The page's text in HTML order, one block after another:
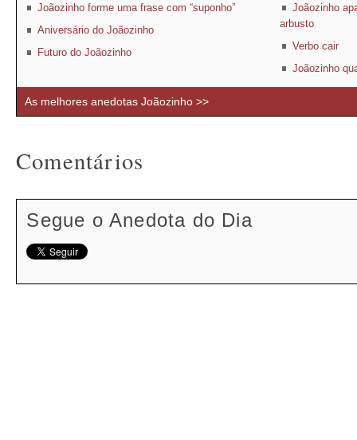
Joãozinho forme uma frase com “suponho”
Aniversário do Joãozinho
Futuro do Joãozinho
Joãozinho
arbusto
Verbo cair
Joãozinho
As melhores anedotas Joãozinho >>
Comentários
Segue o Anedota do Dia